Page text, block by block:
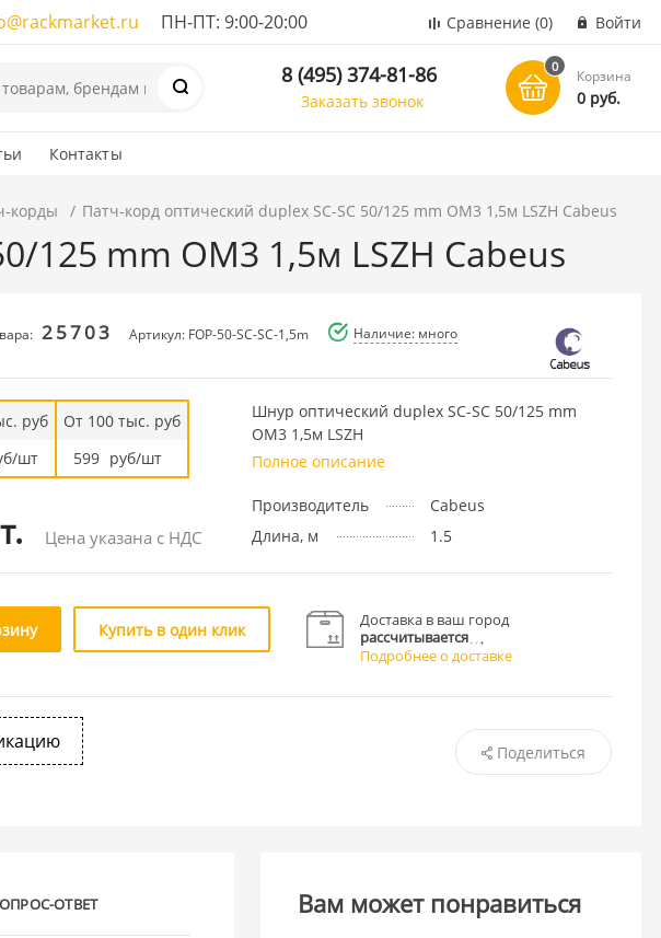
ПН-ПТ: 9:00-20:00 Сравнение (0) Войти
8 (495) 374-81-86
Заказать звонок
0
Корзина
0 руб.
Контакты
корды Патч-корд оптический duplex SC-SC 50/125 mm OM3 1,5м LSZH Cabeus
125 mm OM3 1,5м LSZH Cabeus
25703 Артикул: FOP-50-SC-SC-1,5m Наличие: много
руб
шт
От 100 тыс. руб
599 руб/шт
Цена указана с НДС
Шнур оптический duplex SC-SC 50/125 mm
OM3 1,5м LSZH
Полное описание
Производитель
Cabeus
Длина, м
1.5
Купить в один клик
Доставка в ваш город
рассчитывается
Подробнее о доставке
Поделиться
ОТВЕТ Вам может понравиться